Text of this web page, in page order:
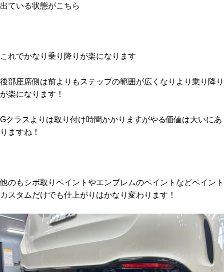
出ている状態がこちら
これでかなり乗り降りが楽になります
後部座席側は前よりもステップの範囲が広くなりより乗り降り
が楽になります！
Gクラスよりは取り付け時間かかりますがやる価値は大いにあ
りますね！
他のもシボ取りペイントやエンブレムのペイントなどペイント
カスタムだけでも仕上がりはかなり変わります！